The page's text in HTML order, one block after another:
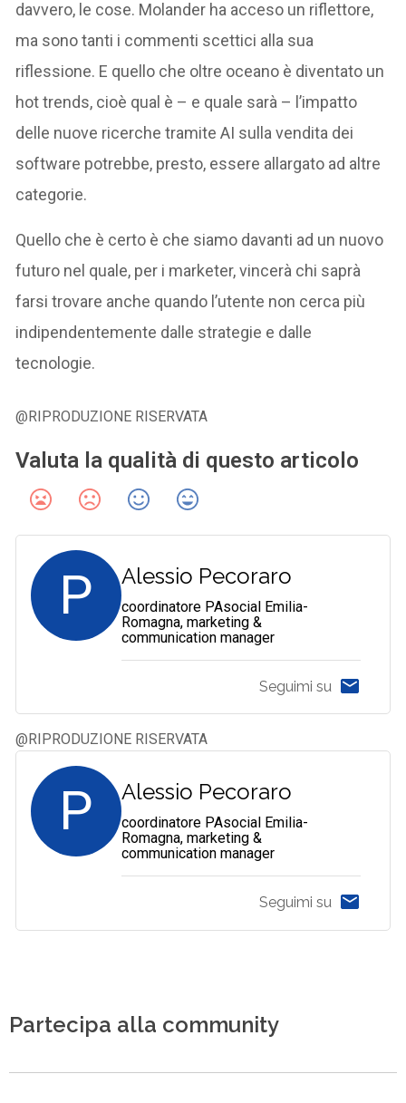
davvero, le cose. Molander ha acceso un riflettore,
ma sono tanti i commenti scettici alla sua
riflessione. E quello che oltre oceano è diventato un
hot trends, cioè qual è – e quale sarà – l’impatto
delle nuove ricerche tramite AI sulla vendita dei
software potrebbe, presto, essere allargato ad altre
categorie.
Quello che è certo è che siamo davanti ad un nuovo
futuro nel quale, per i marketer, vincerà chi saprà
farsi trovare anche quando l’utente non cerca più
indipendentemente dalle strategie e dalle
tecnologie.
@RIPRODUZIONE RISERVATA
Valuta la qualità di questo articolo
P Alessio Pecoraro
coordinatore PAsocial Emilia-
Romagna, marketing &
communication manager
Seguimi su
@RIPRODUZIONE RISERVATA
P Alessio Pecoraro
coordinatore PAsocial Emilia-
Romagna, marketing &
communication manager
Seguimi su
Partecipa alla community